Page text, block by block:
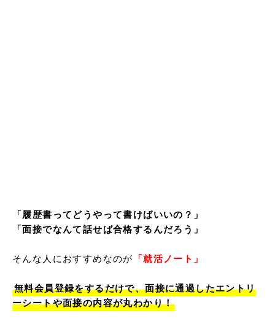
「履歴書ってどうやって書けばいいの？」
「面接でなんて話せば合格するんだろう」
そんな人におすすめなのが 「就活ノート」
無料会員登録をするだけで、面接に通過したエントリ
ーシートや面接の内容が丸わかり！